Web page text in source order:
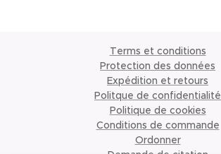
Terms et conditions
Protection des données
Expédition et retours
Politque de confidentialité
Politique de cookies
Conditions de commande
Ordonner